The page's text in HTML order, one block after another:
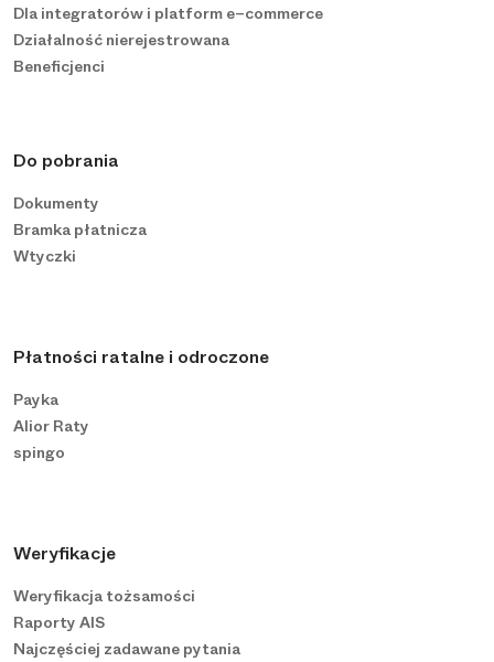
Dla integratorów i platform e−commerce
Działalność nierejestrowana
Beneficjenci
Do pobrania
Dokumenty
Bramka płatnicza
Wtyczki
Płatności ratalne i odroczone
Payka
Alior Raty
spingo
Weryfikacje
Weryfikacja tożsamości
Raporty AIS
Najczęściej zadawane pytania